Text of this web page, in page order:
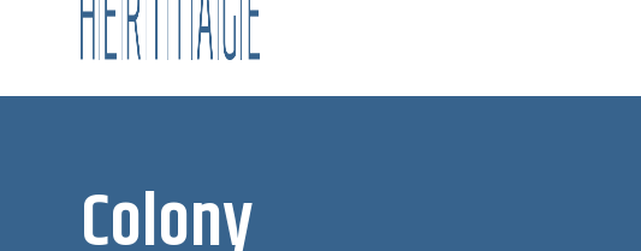
Colony